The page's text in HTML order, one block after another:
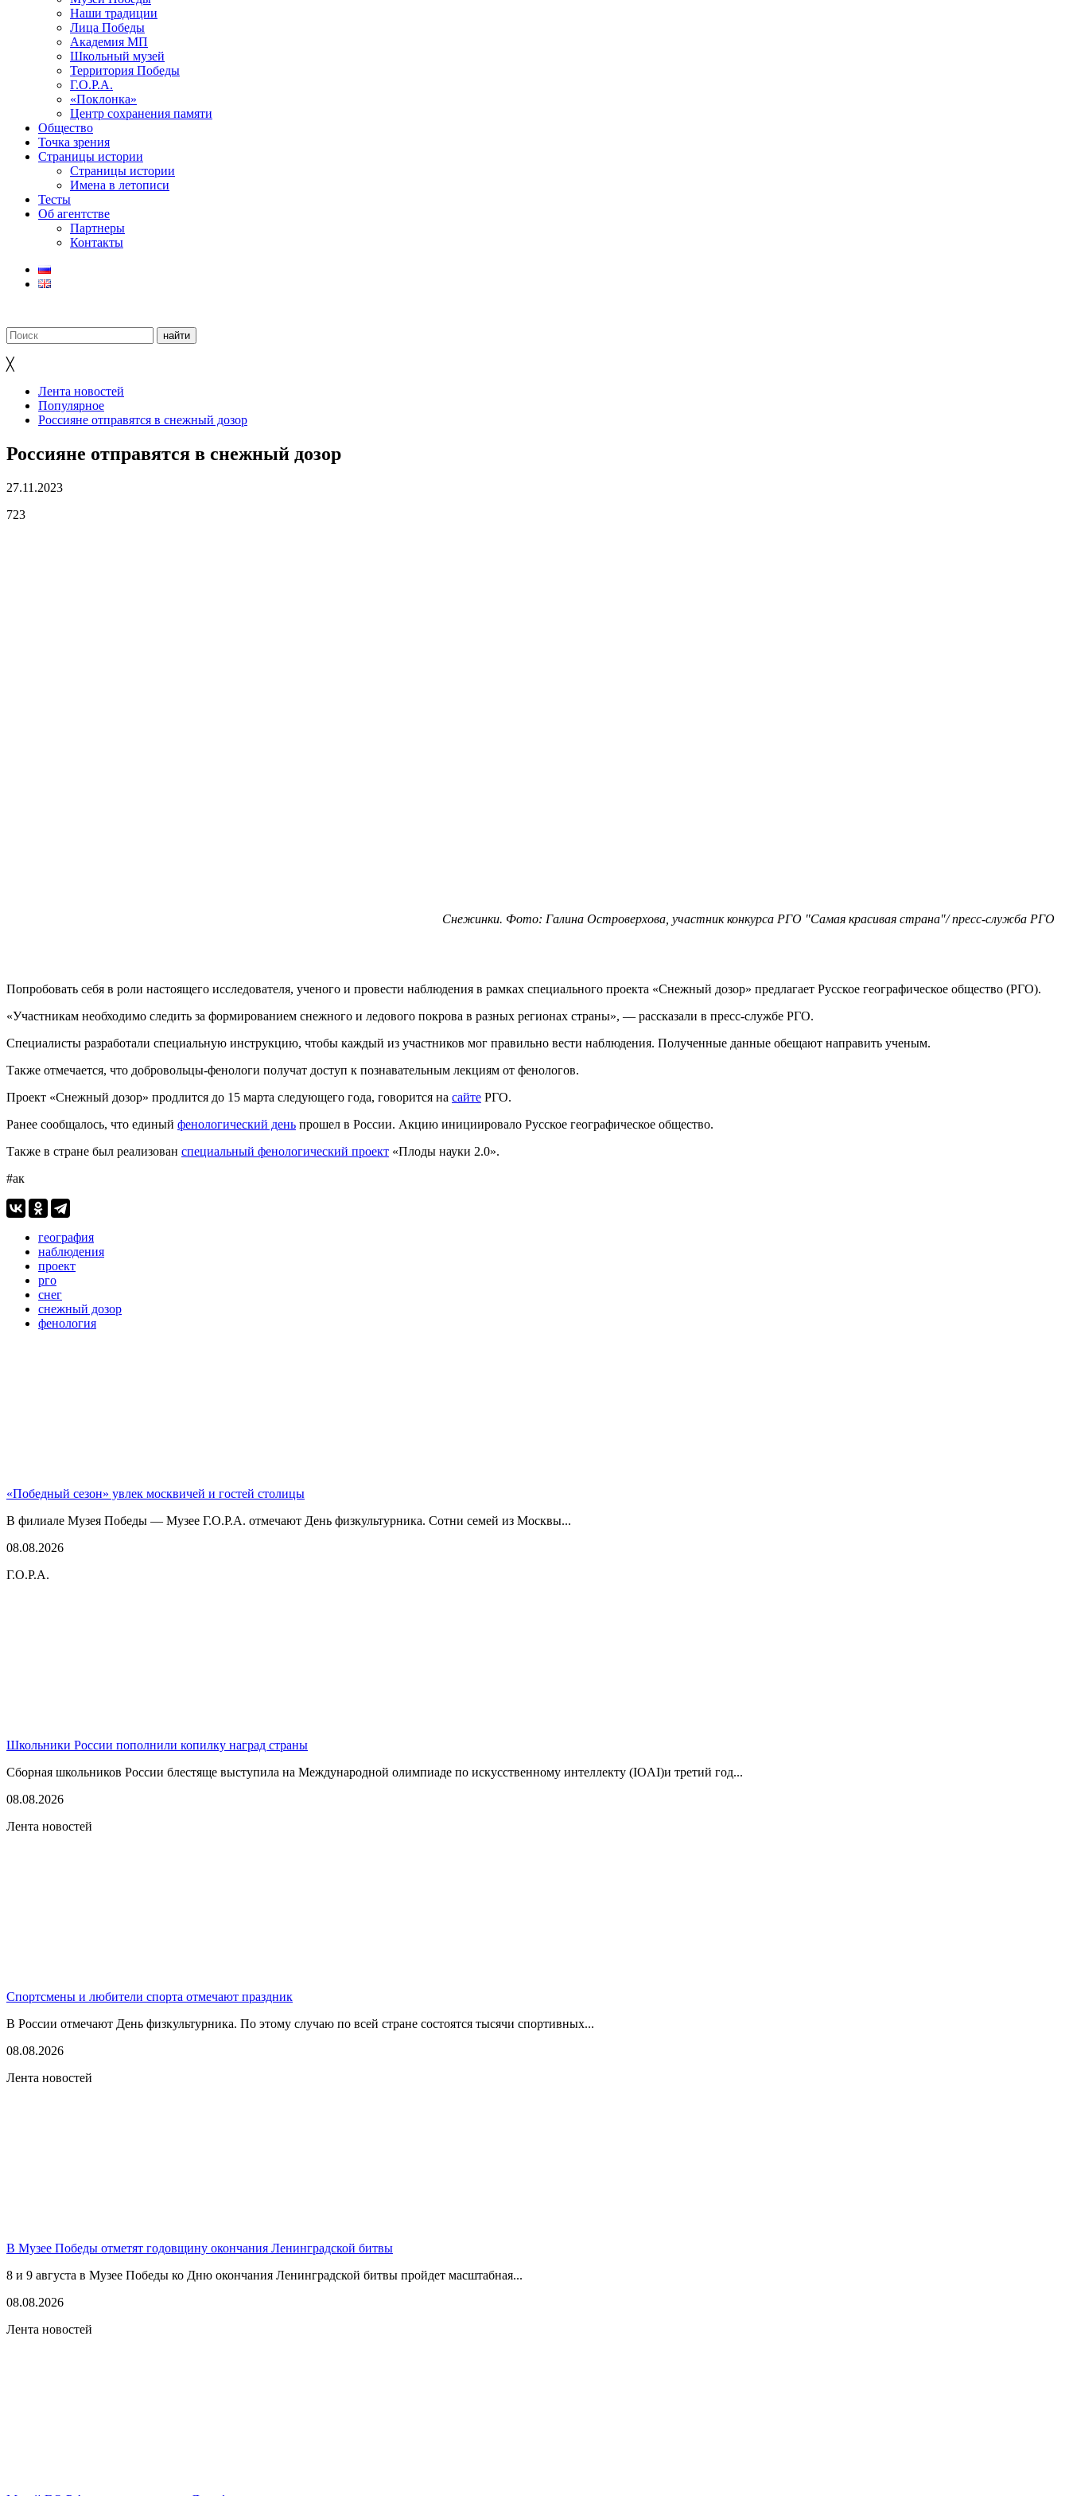
Наши традиции
Лица Победы
Академия МП
Школьный музей
Территория Победы
Г.О.Р.А.
«Поклонка»
Центр сохранения памяти
Общество
Точка зрения
Страницы истории
Страницы истории
Имена в летописи
Тесты
Об агентстве
Партнеры
Контакты
╳
Лента новостей
Популярное
Россияне отправятся в снежный дозор
Россияне отправятся в снежный дозор
27.11.2023
723
Снежинки. Фото: Галина Островерхова, участник конкурса РГО "Самая красивая страна"/ пресс-служба РГО
Попробовать себя в роли настоящего исследователя, ученого и провести наблюдения в рамках специального проекта «Снежный дозор» предлагает Русское географическое общество (РГО).
«Участникам необходимо следить за формированием снежного и ледового покрова в разных регионах страны», — рассказали в пресс-службе РГО.
Специалисты разработали специальную инструкцию, чтобы каждый из участников мог правильно вести наблюдения. Полученные данные обещают направить ученым.
Также отмечается, что добровольцы-фенологи получат доступ к познавательным лекциям от фенологов.
Проект «Снежный дозор» продлится до 15 марта следующего года, говорится на сайте РГО.
Ранее сообщалось, что единый фенологический день прошел в России. Акцию инициировало Русское географическое общество.
Также в стране был реализован специальный фенологический проект «Плоды науки 2.0».
#ак
география
наблюдения
проект
рго
снег
снежный дозор
фенология
«Победный сезон» увлек москвичей и гостей столицы
В филиале Музея Победы — Музее Г.О.Р.А. отмечают День физкультурника. Сотни семей из Москвы...
08.08.2026
Г.О.Р.А.
Школьники России пополнили копилку наград страны
Сборная школьников России блестяще выступила на Международной олимпиаде по искусственному интеллекту (IOAI)и третий год...
08.08.2026
Лента новостей
Спортсмены и любители спорта отмечают праздник
В России отмечают День физкультурника. По этому случаю по всей стране состоятся тысячи спортивных...
08.08.2026
Лента новостей
В Музее Победы отметят годовщину окончания Ленинградской битвы
8 и 9 августа в Музее Победы ко Дню окончания Ленинградской битвы пройдет масштабная...
08.08.2026
Лента новостей